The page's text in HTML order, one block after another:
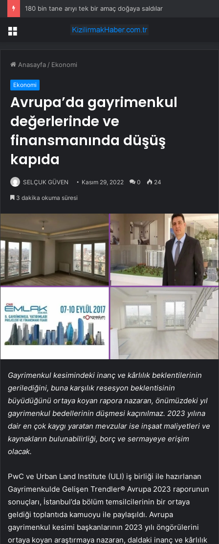
180 bin tane arıyı tek bir amaç doğaya saldılar
Menü
Anasayfa / Ekonomi
Ekonomi
Avrupa’da gayrimenkul
değerlerinde ve
finansmanında düşüş
kapıda
SELÇUK GÜVEN Kasım 29, 2022 0 24
3 dakika okuma süresi
Gayrimenkul kesimindeki inanç ve kârlılık beklentilerinin
gerilediğini, buna karşılık resesyon beklentisinin
büyüdüğünü ortaya koyan rapora nazaran, önümüzdeki yıl
gayrimenkul bedellerinin düşmesi kaçınılmaz. 2023 yılına
dair en çok kaygı yaratan mevzular ise inşaat maliyetleri ve
kaynakların bulunabilirliği, borç ve sermayeye erişim
olacak.
PwC ve Urban Land Institute (ULI) iş birliği ile hazırlanan
Gayrimenkulde Gelişen Trendler® Avrupa 2023 raporunun
sonuçları, İstanbul’da bölüm temsilcilerinin bir ortaya
geldiği toplantıda kamuoyu ile paylaşıldı. Avrupa
gayrimenkul kesimi başkanlarının 2023 yılı öngörülerini
ortaya koyan araştırmaya nazaran, daldaki inanç ve kârlılık